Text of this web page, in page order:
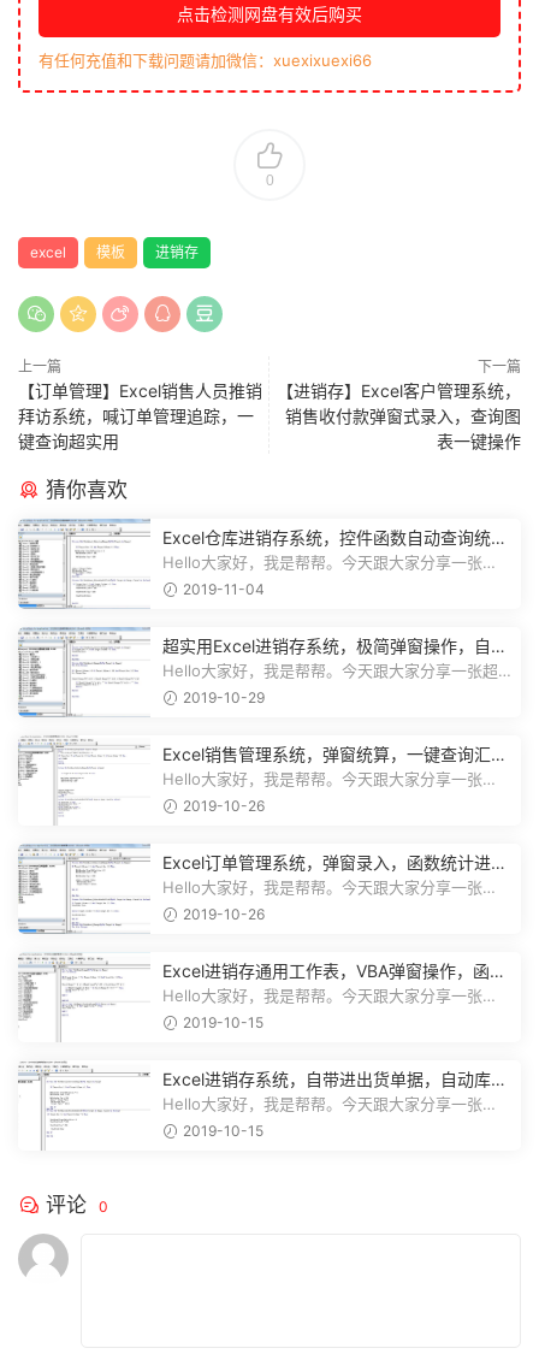
点击检测网盘有效后购买
有任何充值和下载问题请加微信：xuexixuexi66
0
excel 模板 进销存
上一篇
【订单管理】Excel销售人员推销
拜访系统，喊订单管理追踪，一
键查询超实用
下一篇
【进销存】Excel客户管理系统，
销售收付款弹窗式录入，查询图
表一键操作
猜你喜欢
Excel仓库进销存系统，控件函数自动查询统
计，动态图表一目了然
Hello大家好，我是帮帮。今天跟大家分享一张
Excel仓库进销存系统，控件函数自动查...
2019-11-04
超实用Excel进销存系统，极简弹窗操作，自动
库存营收汇总不加班
Hello大家好，我是帮帮。今天跟大家分享一张超
实用Excel进销存系统，极简弹窗操...
2019-10-29
Excel销售管理系统，弹窗统算，一键查询汇
总，实用简单不加班
Hello大家好，我是帮帮。今天跟大家分享一张
Excel销售管理系统，弹窗统算，一键...
2019-10-26
Excel订单管理系统，弹窗录入，函数统计进
度，收款查询一键操作
Hello大家好，我是帮帮。今天跟大家分享一张
Excel订单管理系统，弹窗录入，函数...
2019-10-26
Excel进销存通用工作表，VBA弹窗操作，函数
库存，一键查询不劳心
Hello大家好，我是帮帮。今天跟大家分享一张
Excel进销存通用工作表，VBA弹窗操作...
2019-10-15
Excel进销存系统，自带进出货单据，自动库
存，弹窗图表不加班
Hello大家好，我是帮帮。今天跟大家分享一张
Excel进销存系统，自带进出货单据打...
2019-10-15
评论 0